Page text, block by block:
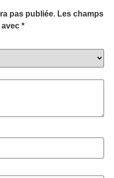
pas publiée. Les champs
*